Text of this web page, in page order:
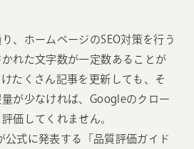
、ホームページのSEO対策を行う
れた文字数が一定数あることが
たくさん記事を更新しても、そ
が少なければ、Googleのクロー
価してくれません。
公式に発表する「品質評価ガイド